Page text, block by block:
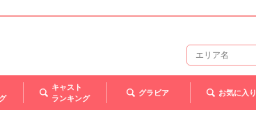
キャスト
ランキング
グラビア お気に入り